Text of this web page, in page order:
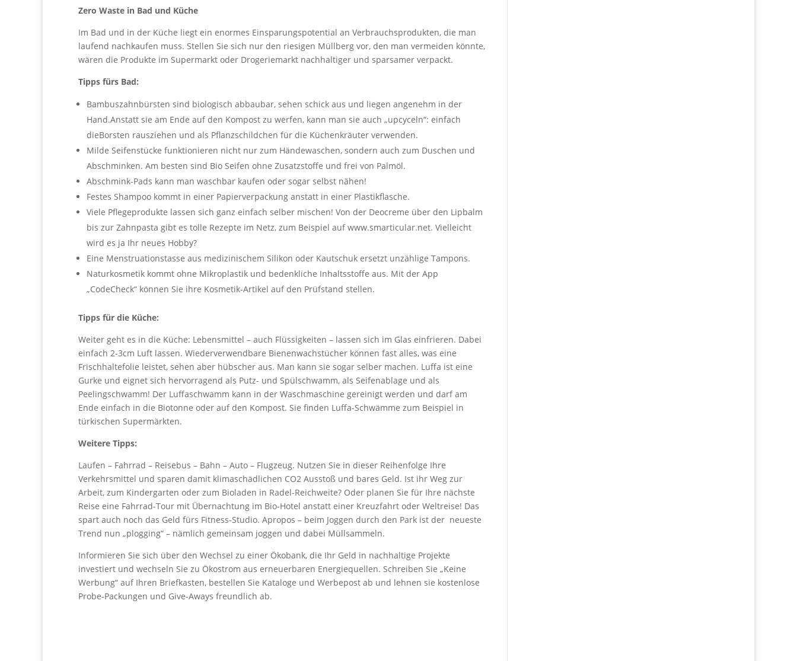
Zero Waste in Bad und Küche
Im Bad und in der Küche liegt ein enormes Einsparungspotential an Verbrauchsprodukten, die man
laufend nachkaufen muss. Stellen Sie sich nur den riesigen Müllberg vor, den man vermeiden könnte,
wären die Produkte im Supermarkt oder Drogeriemarkt nachhaltiger und sparsamer verpackt.
Tipps fürs Bad:
Bambuszahnbürsten sind biologisch abbaubar, sehen schick aus und liegen angenehm in der
Hand.Anstatt sie am Ende auf den Kompost zu werfen, kann man sie auch „upcyceln“: einfach
dieBorsten rausziehen und als Pflanzschildchen für die Küchenkräuter verwenden.
Milde Seifenstücke funktionieren nicht nur zum Händewaschen, sondern auch zum Duschen und
Abschminken. Am besten sind Bio Seifen ohne Zusatzstoffe und frei von Palmöl.
Abschmink-Pads kann man waschbar kaufen oder sogar selbst nähen!
Festes Shampoo kommt in einer Papierverpackung anstatt in einer Plastikflasche.
Viele Pflegeprodukte lassen sich ganz einfach selber mischen! Von der Deocreme über den Lipbalm
bis zur Zahnpasta gibt es tolle Rezepte im Netz, zum Beispiel auf www.smarticular.net. Vielleicht
wird es ja Ihr neues Hobby?
Eine Menstruationstasse aus medizinischem Silikon oder Kautschuk ersetzt unzählige Tampons.
Naturkosmetik kommt ohne Mikroplastik und bedenkliche Inhaltsstoffe aus. Mit der App
„CodeCheck“ können Sie ihre Kosmetik-Artikel auf den Prüfstand stellen.
Tipps für die Küche:
Weiter geht es in die Küche: Lebensmittel – auch Flüssigkeiten – lassen sich im Glas einfrieren. Dabei
einfach 2-3cm Luft lassen. Wiederverwendbare Bienenwachstücher können fast alles, was eine
Frischhaltefolie leistet, sehen aber hübscher aus. Man kann sie sogar selber machen. Luffa ist eine
Gurke und eignet sich hervorragend als Putz- und Spülschwamm, als Seifenablage und als
Peelingschwamm! Der Luffaschwamm kann in der Waschmaschine gereinigt werden und darf am
Ende einfach in die Biotonne oder auf den Kompost. Sie finden Luffa-Schwämme zum Beispiel in
türkischen Supermärkten.
Weitere Tipps:
Laufen – Fahrrad – Reisebus – Bahn – Auto – Flugzeug. Nutzen Sie in dieser Reihenfolge Ihre
Verkehrsmittel und sparen damit klimaschädlichen CO2 Ausstoß und bares Geld. Ist ihr Weg zur
Arbeit, zum Kindergarten oder zum Bioladen in Radel-Reichweite? Oder planen Sie für Ihre nächste
Reise eine Fahrrad-Tour mit Übernachtung im Bio-Hotel anstatt einer Kreuzfahrt oder Weltreise! Das
spart auch noch das Geld fürs Fitness-Studio. Apropos – beim Joggen durch den Park ist der neueste
Trend nun „plogging“ – nämlich gemeinsam joggen und dabei Müllsammeln.
Informieren Sie sich über den Wechsel zu einer Ökobank, die Ihr Geld in nachhaltige Projekte
investiert und wechseln Sie zu Ökostrom aus erneuerbaren Energiequellen. Schreiben Sie „Keine
Werbung“ auf Ihren Briefkasten, bestellen Sie Kataloge und Werbepost ab und lehnen sie kostenlose
Probe-Packungen und Give-Aways freundlich ab.